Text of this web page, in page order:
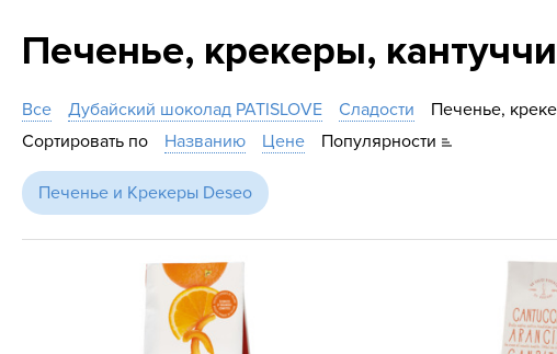
Печенье, крекеры,
Все Дубайский шоколад PATISLOVE Сладости Печенье,
Сортировать по
Названию Цене Популярности
Печенье и Крекеры Deseo